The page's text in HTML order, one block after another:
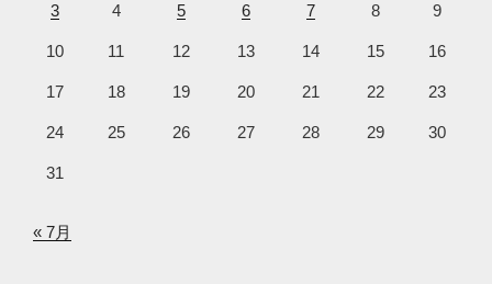
3 4 5 6 7 8 9
10 11 12 13 14 15 16
17 18 19 20 21 22 23
24 25 26 27 28 29 30
31
« 7月